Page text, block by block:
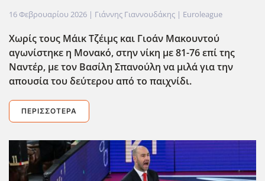
16 Φεβρουαρίου 2026 | Γιάννης Γιαννουδάκης | Euroleague
Χωρίς τους Μάικ Τζέιμς και Γιοάν Μακουντού
αγωνίστηκε η Μονακό, στην νίκη με 81-76 επί της
Ναντέρ, με τον Βασίλη Σπανούλη να μιλά για την
απουσία του δεύτερου από το παιχνίδι.
ΠΕΡΙΣΣΌΤΕΡΑ